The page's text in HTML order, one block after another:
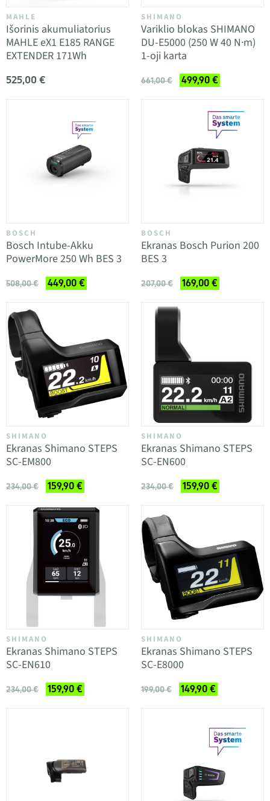
MAHLE
Išorinis akumuliatorius
MAHLE eX1 E185 RANGE
EXTENDER 171Wh
525,00 €
SHIMANO
Variklio blokas SHIMANO
DU-E5000 (250 W 40 N·m)
1-oji karta
661,00 € 499,90 €
BOSCH
Bosch Intube-Akku
PowerMore 250 Wh BES 3
508,00 € 449,00 €
BOSCH
Ekranas Bosch Purion 200
BES 3
207,00 € 169,00 €
SHIMANO
Ekranas Shimano STEPS
SC-EM800
234,00 € 159,90 €
SHIMANO
Ekranas Shimano STEPS
SC-EN600
234,00 € 159,90 €
SHIMANO
Ekranas Shimano STEPS
SC-EN610
234,00 € 159,90 €
SHIMANO
Ekranas Shimano STEPS
SC-E8000
199,00 € 149,90 €